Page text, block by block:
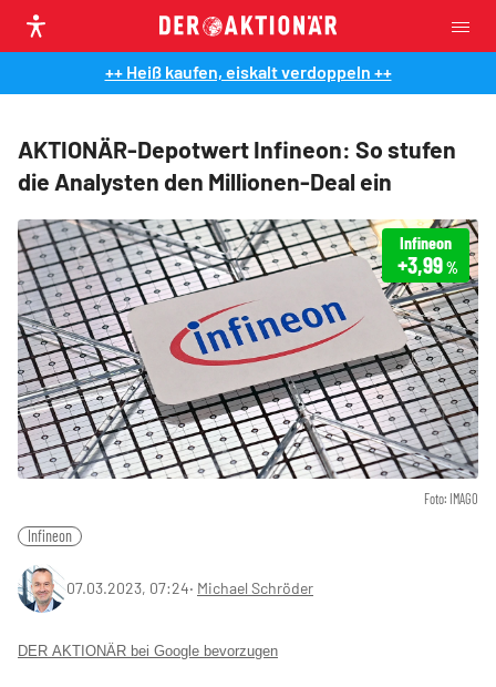
++ Heiß kaufen, eiskalt verdoppeln ++
AKTIONÄR-Depotwert Infineon: So stufen
die Analysten den Millionen-Deal ein
Foto: IMAGO
Infineon
+3,99%
Infineon
07.03.2023, 07:24‧ Michael Schröder
DER AKTIONÄR bei Google bevorzugen